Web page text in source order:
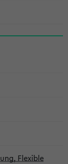
Flexible